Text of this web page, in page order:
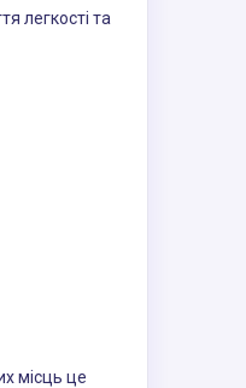
легкості та
місць це